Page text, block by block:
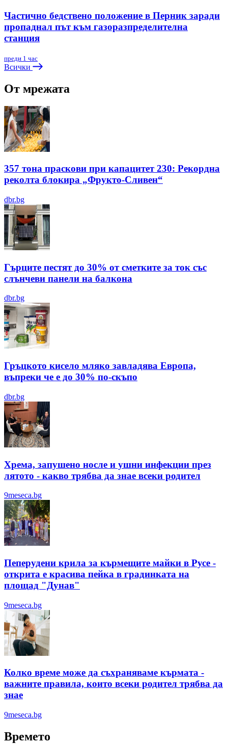
Частично бедствено положение в Перник заради
пропаднал път към газоразпределителна
станция
преди 1 час
Всички
От мрежата
357 тона праскови при капацитет 230: Рекордна
реколта блокира „Фрукто-Сливен“
dbr.bg
Гърците пестят до 30% от сметките за ток със
слънчеви панели на балкона
dbr.bg
Гръцкото кисело мляко завладява Европа,
въпреки че е до 30% по-скъпо
dbr.bg
Хрема, запушено носле и ушни инфекции през
лятотo - какво трябва да знае всеки родител
9meseca.bg
Пеперудени крила за кърмещите майки в Русе -
открита е красива пейка в градинката на
площад "Дунав"
9meseca.bg
Колко време може да съхраняваме кърмата -
важните правила, които всеки родител трябва да
знае
9meseca.bg
Времето